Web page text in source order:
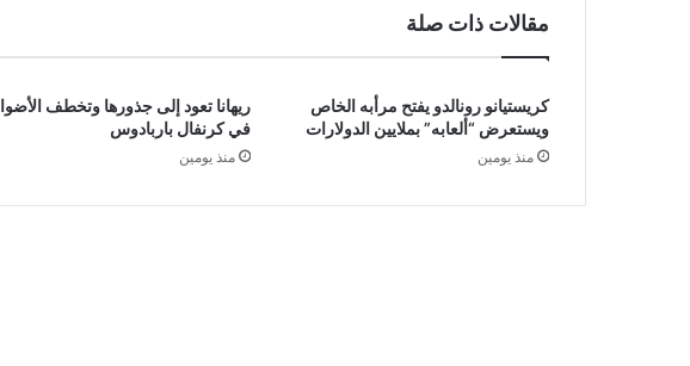
مقالات ذات صلة
كريستيانو رونالدو يفتح مرأبه الخاص
ويستعرض “ألعابه” بملايين الدولارات
منذ يومين
ريهانا تعود إلى جذورها وتخطف
في كرنفال باربادوس
منذ يومين